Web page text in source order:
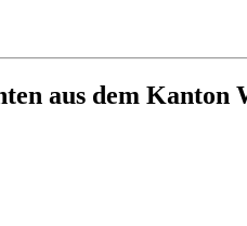
aus dem Kanton